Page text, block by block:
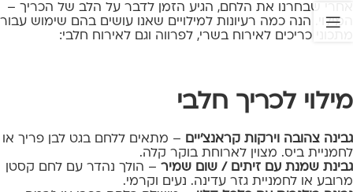
אחרי שבחרנו את הלחם, הגיע הזמן לדבר על הלב של הכריך –
המילוי. הנה כמה רעיונות למילויים שאנו עושים בהם שימוש עבור
מתכוני כריכים לאירוח בשרי, לפרווה וגם לאירוח חלבי:
מילוי לכריך חלבי
גבינה צהובה וירקות קראנצ'יים – מתאים ללחם בגט לבן פריך או
לחמניית ביס. מצוין לארוחת בוקר קלה.
גבינת שמנת עם זיתים / שום שמיר – הולך נהדר עם לחם קסטן
מרובע או לחמניית גזר עדינה. נעים וקרמי.